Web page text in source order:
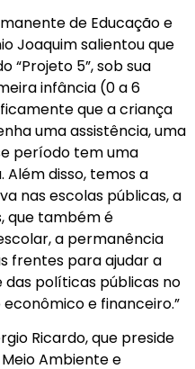
de Educação e
Joaquim salientou que
“Projeto 5”, sob sua
infância (0 a 6
que a criança
uma assistência, uma
período tem uma
Além disso, temos a
nas escolas públicas, a
que também é
a permanência
frentes para ajudar a
políticas públicas no
e financeiro.”
Ricardo, que preside
Ambiente e